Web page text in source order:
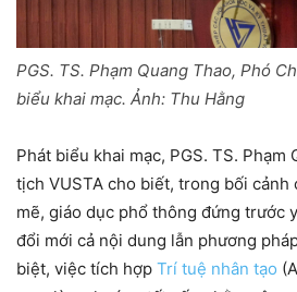
PGS. TS. Phạm Quang Thao, Phó
biểu khai mạc. Ảnh: Thu Hằng
Phát biểu khai mạc, PGS. TS. Phạm
tịch VUSTA cho biết, trong bối cảnh
mẽ, giáo dục phổ thông đứng trước
đổi mới cả nội dung lẫn phương
biệt, việc tích hợp Trí tuệ nhân tạo